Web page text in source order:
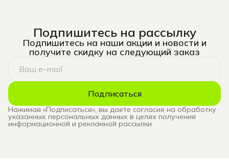
Подпишитесь на рассылку
Подпишитесь на наши акции и новости и
получите скидку на следующий заказ
Подписаться
Нажимая «Подписаться», вы даете согласие на обработку
указанных персональных данных в целях получения
информационной и рекламной рассылки